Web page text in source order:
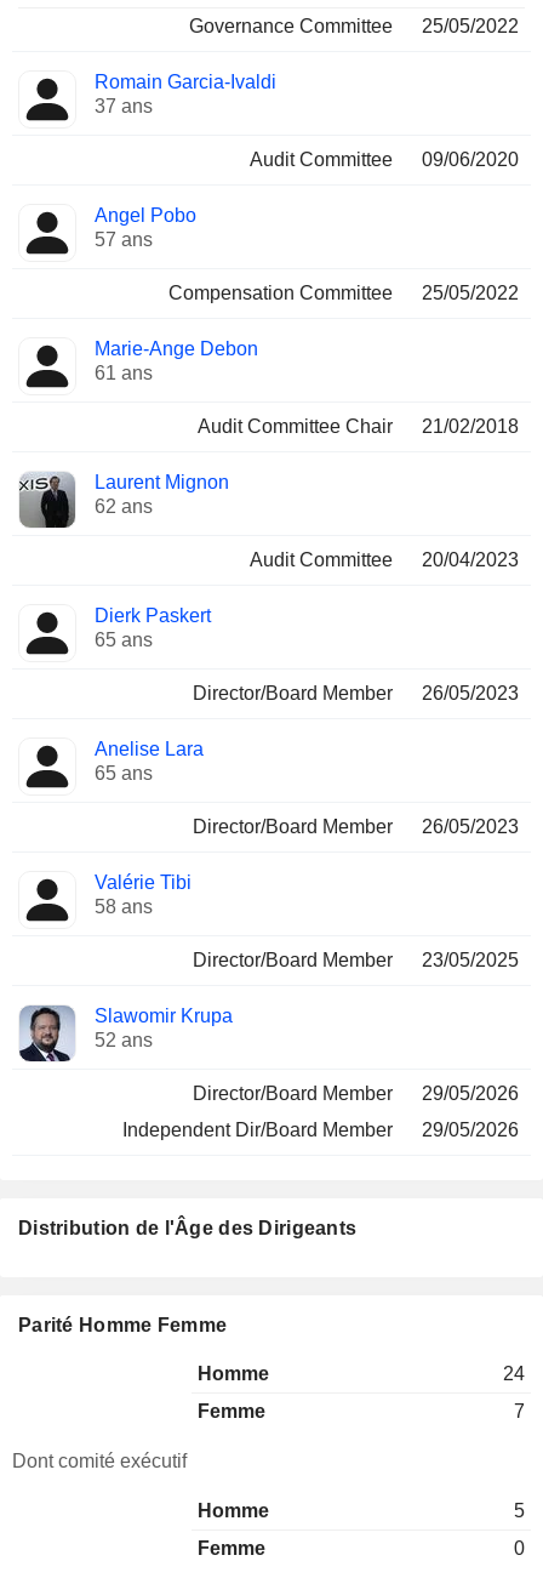
Governance Committee
25/05/2022
Romain Garcia-Ivaldi
37 ans
Audit Committee 09/06/2020
Angel Pobo
57 ans
Compensation Committee 25/05/2022
Marie-Ange Debon
61 ans
Audit Committee Chair 21/02/2018
Laurent Mignon
62 ans
Audit Committee 20/04/2023
Dierk Paskert
65 ans
Director/Board Member 26/05/2023
Anelise Lara
65 ans
Director/Board Member 26/05/2023
Valérie Tibi
58 ans
Director/Board Member 23/05/2025
Slawomir Krupa
52 ans
Director/Board Member
29/05/2026
Independent Dir/Board Member
29/05/2026
Distribution de l'Âge des Dirigeants
Parité Homme Femme
Homme
24
Femme
7
Dont comité exécutif
Homme
5
Femme
0